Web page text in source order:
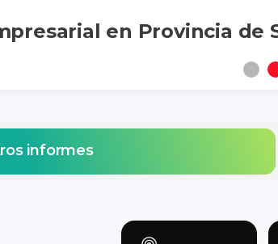
en Provincia de
informes